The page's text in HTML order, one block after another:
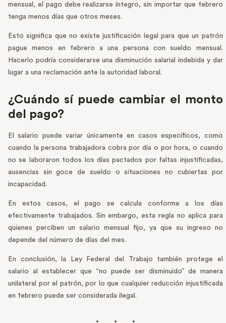
mensual, el pago debe realizarse íntegro, sin importar que febrero
tenga menos días que otros meses.
Esto significa que no existe justificación legal para que un patrón
pague menos en febrero a una persona con sueldo mensual.
Hacerlo podría considerarse una disminución salarial indebida y dar
lugar a una reclamación ante la autoridad laboral.
¿Cuándo sí puede cambiar el monto
del pago?
El salario puede variar únicamente en casos específicos, como
cuando la persona trabajadora cobra por día o por hora, o cuando
no se laboraron todos los días pactados por faltas injustificadas,
ausencias sin goce de sueldo o situaciones no cubiertas por
incapacidad.
En estos casos, el pago se calcula conforme a los días
efectivamente trabajados. Sin embargo, esta regla no aplica para
quienes perciben un salario mensual fijo, ya que su ingreso no
depende del número de días del mes.
En conclusión, la Ley Federal del Trabajo también protege el
salario al establecer que “no puede ser disminuido” de manera
unilateral por el patrón, por lo que cualquier reducción injustificada
en febrero puede ser considerada ilegal.